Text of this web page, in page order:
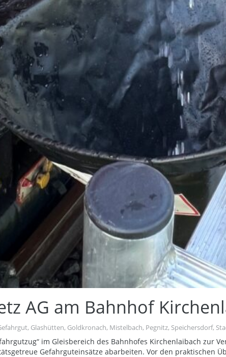
AG am Bahnhof
, Glashütten, Goldkronach, Mistelbach, Pegnitz, Speichersdorf,
im Gleisbereich des Bahnhofes Kirchenlaibach zur
Gefahrguteinsätze abarbeiten. Vor den praktischen